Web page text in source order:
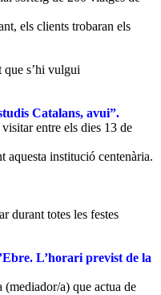
els clients trobaran els
que s’hi vulgui
Catalans, avui”.
entre els dies 13 de
aquesta institució centenària.
durant totes les festes
L’horari previst de la
a) que actua de